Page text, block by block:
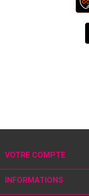
VOTRE COMPTE
INFORMATIONS